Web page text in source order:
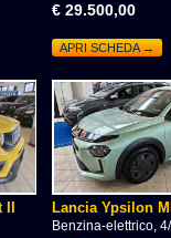
€ 29.500,00
APRI SCHEDA →
Lancia Ypsilon
Benzina-elettrico,